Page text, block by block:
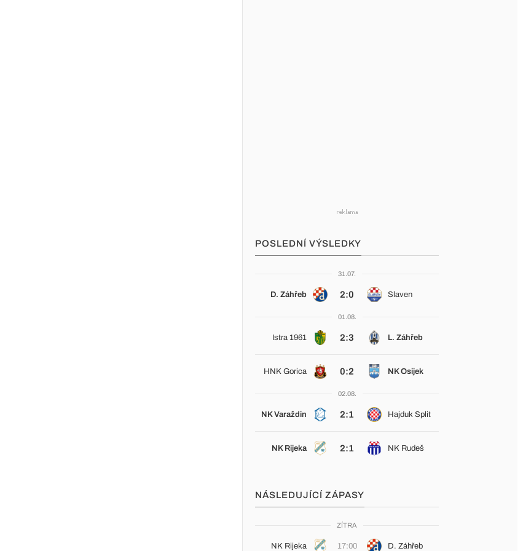
POSLEDNÍ VÝSLEDKY
31.07.
D. Záhřeb 2:0 Slaven
01.08.
Istra 1961 2:3 L. Záhřeb
HNK Gorica 0:2 NK Osijek
02.08.
NK Varaždin 2:1 Hajduk Split
NK Rijeka 2:1 NK Rudeš
NÁSLEDUJÍCÍ ZÁPASY
ZÍTRA
NK Rijeka 17:00 D. Záhřeb